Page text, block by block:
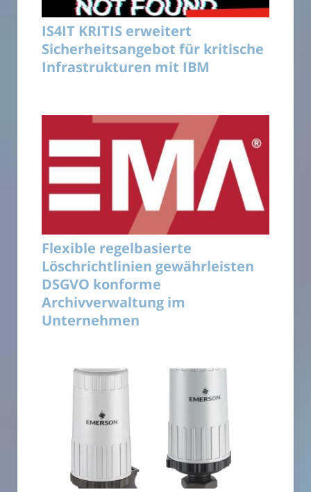
IS4IT KRITIS erweitert
Sicherheitsangebot für kritische
Infrastrukturen mit IBM
Flexible regelbasierte
Löschrichtlinien gewährleisten
DSGVO konforme
Archivverwaltung im
Unternehmen